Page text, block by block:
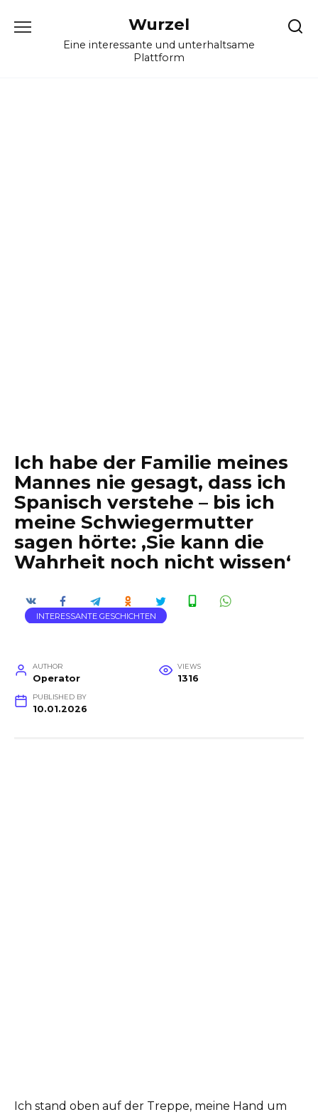
Wurzel
Eine interessante und unterhaltsame
Plattform
Ich habe der Familie meines
Mannes nie gesagt, dass ich
Spanisch verstehe – bis ich
meine Schwiegermutter
sagen hörte: ‚Sie kann die
Wahrheit noch nicht wissen‘
INTERESSANTE GESCHICHTEN
AUTHOR
Operator
VIEWS
1316
PUBLISHED BY
10.01.2026
Ich stand oben auf der Treppe, meine Hand um